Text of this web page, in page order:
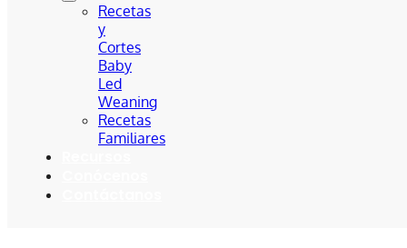
Recetas
y
Cortes
Baby
Led
Weaning
Recetas
Familiares